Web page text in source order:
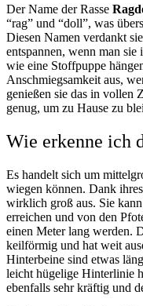
Der Name der Rasse
“rag” und “doll”, was
Diesen Namen verdankt
entspannen, wenn man
wie eine Stoffpuppe
Anschmiegsamkeit aus,
genießen sie das in vollen
genug, um zu Hause zu
Wie erkenne ich
Es handelt sich um
wiegen können. Dank
wirklich groß aus. Sie
erreichen und von den
einen Meter lang werden.
keilförmig und hat weit
Hinterbeine sind etwas
leicht hügelige Hinterlinie
ebenfalls sehr kräftig und